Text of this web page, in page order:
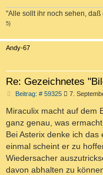
"Alle sollt ihr noch sehen, daß
5)
Andy-67
Re: Gezeichnetes
Beitrag: # 59325B
i
r
a
g
7.
Miraculix macht auf dem
ganz genau, was ermacht .
Bei Asterix denke ich das
einmal scheint er zu
Wiedersacher
davon abhalten zu